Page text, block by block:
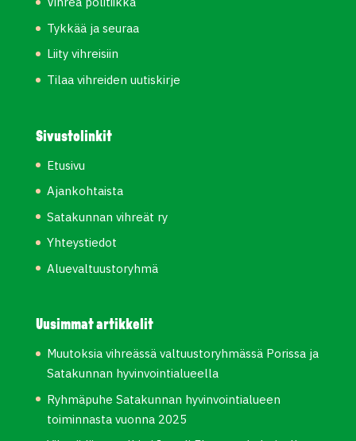
Tykkää ja seuraa
Liity vihreisiin
Tilaa vihreiden uutiskirje
Sivustolinkit
Etusivu
Ajankohtaista
Satakunnan vihreät ry
Yhteystiedot
Aluevaltuustoryhmä
Uusimmat artikkelit
Muutoksia vihreässä valtuustoryhmässä Porissa ja
Satakunnan hyvinvointialueella
Ryhmäpuhe Satakunnan hyvinvointialueen
toiminnasta vuonna 2025